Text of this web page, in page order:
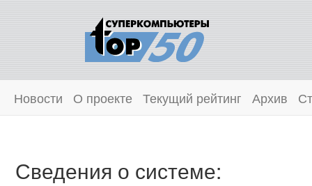
Новости О проекте Текущий рейтинг Архив
Сведения о системе: